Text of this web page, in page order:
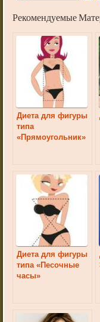
Рекомендуемые
Диета для фигуры
типа
«Прямоугольник»
Диета для фигуры
типа «Песочные
часы»